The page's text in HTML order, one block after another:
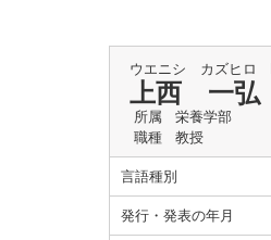
ウエニシ カズヒロ
上西 一弘
所属
栄養学部
職種
教授
言語種別
発行・発表の年月